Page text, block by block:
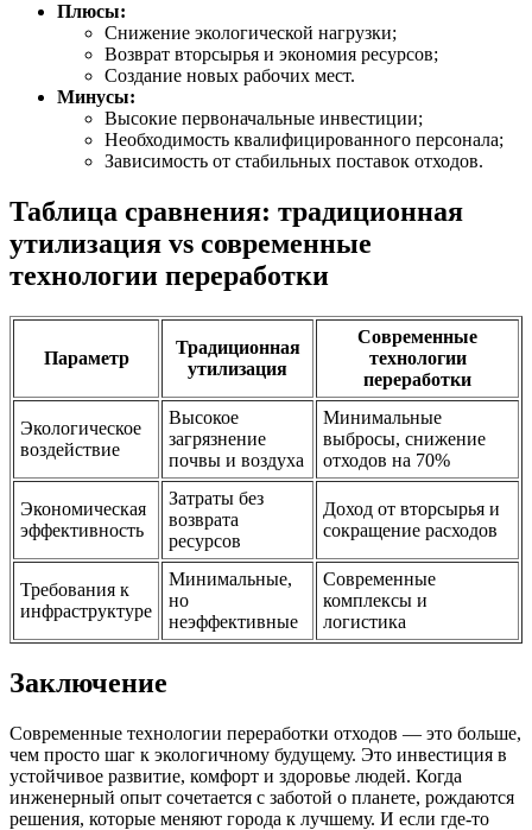
Плюсы:
Снижение экологической нагрузки;
Возврат вторсырья и экономия ресурсов;
Создание новых рабочих мест.
Минусы:
Высокие первоначальные инвестиции;
Необходимость квалифицированного персонала;
Зависимость от стабильных поставок отходов.
Таблица сравнения: традиционная
утилизация vs современные
технологии переработки
Параметр
Традиционная
утилизация
Современные
технологии
переработки
Экологическое
воздействие
Высокое
загрязнение
почвы и воздуха
Минимальные
выбросы, снижение
отходов на 70%
Экономическая
эффективность
Затраты без
возврата
ресурсов
Доход от вторсырья и
сокращение расходов
Требования к
инфраструктуре
Минимальные,
но
неэффективные
Современные
комплексы и
логистика
Заключение
Современные технологии переработки отходов — это больше,
чем просто шаг к экологичному будущему. Это инвестиция в
устойчивое развитие, комфорт и здоровье людей. Когда
инженерный опыт сочетается с заботой о планете, рождаются
решения, которые меняют города к лучшему. И если где-то